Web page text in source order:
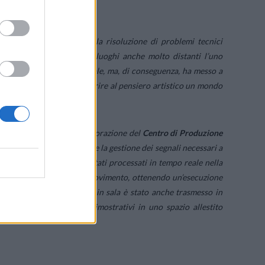
non solo ha consentito la risoluzione di problemi tecnici
che si trovano in luoghi anche molto distanti l’uno
di essi e la regia centrale, ma, di conseguenza, ha messo a
e capaci per di più di aprire al pensiero artistico un mondo
con la collaborazione del Centro di Produzione
dalle camere mobili e la gestione dei segnali necessari a
Tutti i flussi dati sono stati processati in tempo reale nella
degli artisti in movimento, ottenendo un’esecuzione
dal pubblico in sala è stato anche trasmesso in
su alcuni smartphone dimostrativi in uno spazio allestito